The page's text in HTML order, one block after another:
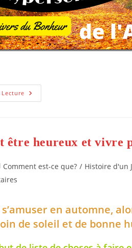
Comment
Surfer
être heureux et vivre
Comment est-ce que? / Histoire d'un
en automne,
de soleil et de bonne